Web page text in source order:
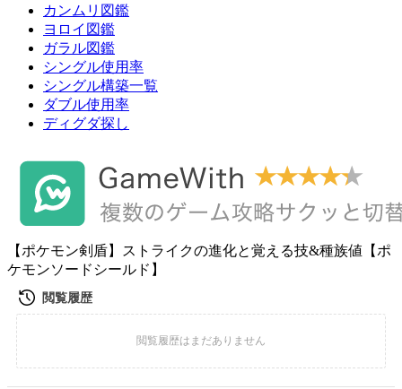
カンムリ図鑑
ヨロイ図鑑
ガラル図鑑
シングル使用率
シングル構築一覧
ダブル使用率
ディグダ探し
【ポケモン剣盾】ストライクの進化と覚える技&種族値【ポ
ケモンソードシールド】